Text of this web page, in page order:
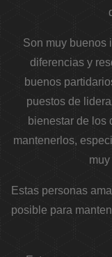
Son muy buenos
diferencias y
buenos
puestos de
bienestar de los
mantenerlos,
Estas personas
posible para